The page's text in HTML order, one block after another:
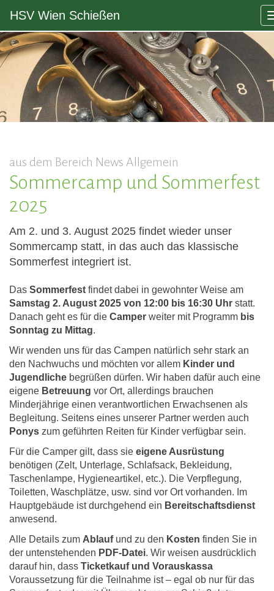
HSV Wien Schießen
aus dem Bereich News Allgemein
Sommercamp und Sommerfest
2025
Am 2. und 3. August 2025 findet wieder unser
Sommercamp statt, in das auch das klassische
Sommerfest integriert ist.
Das Sommerfest findet dabei in gewohnter Weise am
Samstag 2. August 2025 von 12:00 bis 16:30 Uhr statt.
Danach geht es für die Camper weiter mit Programm bis
Sonntag zu Mittag.
Wir wenden uns für das Campen natürlich sehr stark an
den Nachwuchs und möchten vor allem Kinder und
Jugendliche begrüßen dürfen. Wir haben dafür auch eine
eigene Betreuung vor Ort, allerdings brauchen
Minderjährige einen verantwortlichen Erwachsenen als
Begleitung. Seitens eines unserer Partner werden auch
Ponys zum geführten Reiten für Kinder verfügbar sein.
Für die Camper gilt, dass sie eigene Ausrüstung
benötigen (Zelt, Unterlage, Schlafsack, Bekleidung,
Taschenlampe, Hygieneartikel, etc.). Die Verpflegung,
Toiletten, Waschplätze, usw. sind vor Ort vorhanden. Im
Hauptgebäude ist durchgehend ein Bereitschaftsdienst
anwesend.
Alle Details zum Ablaufund zu den Kosten finden Sie in
der untenstehenden PDF-Datei. Wir weisen ausdrücklich
darauf hin, dass Ticketkauf und Vorauskassa
Voraussetzung für die Teilnahme ist – egal ob nur für das